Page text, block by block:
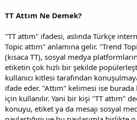
TT Attım Ne Demek?
"TT attım" ifadesi, aslında Türkçe
Topic attım" anlamına gelir. "Trend
(kısaca TT), sosyal medya
etiketin çok hızlı bir şekilde
kullanıcı kitlesi tarafından
ifade eder. "Attım" kelimesi ise
için kullanılır. Yani bir kişi "TT attım"
konuyu, etiket ya da mesajı sosyal